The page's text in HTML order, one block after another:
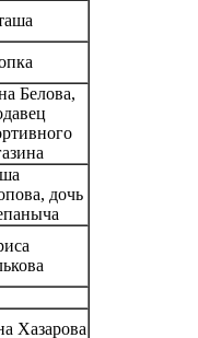
Белова,
дочь
Хазарова